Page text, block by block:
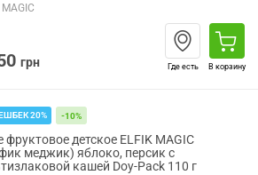
MAGIC
грн Где есть В корзину
20% -10%
фруктовое детское ELFIK MAGIC
меджик) яблоко, персик с
кашей Doy-Pack 110 г